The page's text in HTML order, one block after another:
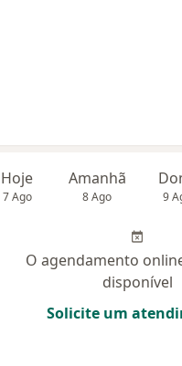
Hoje
7 Ago
Amanhã
8 Ago 9
O agendamento
disponível
Solicite um